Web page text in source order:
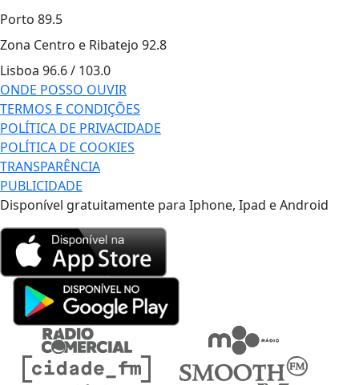
Porto 89.5
Zona Centro e Ribatejo 92.8
Lisboa 96.6 / 103.0
ONDE POSSO OUVIR
TERMOS E CONDIÇÕES
POLÍTICA DE PRIVACIDADE
POLÍTICA DE COOKIES
TRANSPARÊNCIA
PUBLICIDADE
Disponível gratuitamente para Iphone, Ipad e Android